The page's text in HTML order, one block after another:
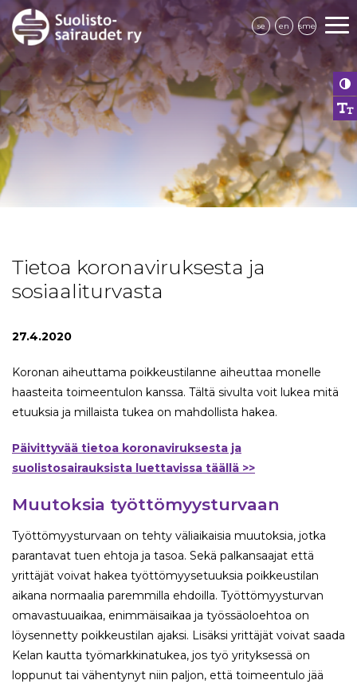
se en sme
Tietoa koronaviruksesta ja
sosiaaliturvasta
27.4.2020
Koronan aiheuttama poikkeustilanne aiheuttaa monelle
haasteita toimeentulon kanssa. Tältä sivulta voit lukea mitä
etuuksia ja millaista tukea on mahdollista hakea.
Päivittyvää tietoa koronaviruksesta ja
suolistosairauksista luettavissa täällä >>
Muutoksia työttömyysturvaan
Työttömyysturvaan on tehty väliaikaisia muutoksia, jotka
parantavat tuen ehtoja ja tasoa. Sekä palkansaajat että
yrittäjät voivat hakea työttömyysetuuksia poikkeustilan
aikana normaalia paremmilla ehdoilla. Työttömyysturvan
omavastuuaikaa, enimmäisaikaa ja työssäoloehtoa on
löysennetty poikkeustilan ajaksi. Lisäksi yrittäjät voivat saada
Kelan kautta työmarkkinatukea, jos työ yrityksessä on
loppunut tai vähentynyt niin paljon, että toimeentulo jää